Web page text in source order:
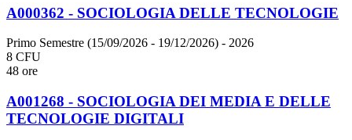
A000362 - SOCIOLOGIA DELLE TECNOLOGIE
Primo Semestre (15/09/2026 - 19/12/2026) - 2026
8 CFU
48 ore
A001268 - SOCIOLOGIA DEI MEDIA E DELLE
TECNOLOGIE DIGITALI